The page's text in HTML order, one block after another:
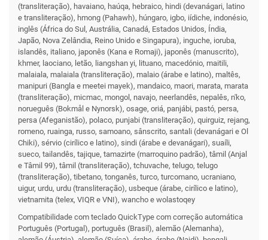
(transliteração), havaiano, haúqa, hebraico, hindi (devanágari, latino
e transliteração), hmong (Pahawh), húngaro, igbo, iídiche, indonésio,
inglês (África do Sul, Austrália, Canadá, Estados Unidos, Índia,
Japão, Nova Zelândia, Reino Unido e Singapura), inguche, ioruba,
islandês, italiano, japonês (Kana e Romaji), japonês (manuscrito),
khmer, laociano, letão, liangshan yi, lituano, macedónio, maitili,
malaiala, malaiala (transliteração), malaio (árabe e latino), maltês,
manipuri (Bangla e meetei mayek), mandaico, maori, marata, marata
(transliteração), micmac, mongol, navajo, neerlandês, nepalês, n'ko,
norueguês (Bokmål e Nynorsk), osage, oriá, panjábi, pastó, persa,
persa (Afeganistão), polaco, punjabi (transliteração), quirguiz, rejang,
romeno, ruainga, russo, samoano, sânscrito, santali (devanágari e Ol
Chiki), sérvio (cirílico e latino), sindi (árabe e devanágari), suaíli,
sueco, tailandês, tajique, tamazirte (marroquino padrão), tâmil (Anjal
e Tâmil 99), tâmil (transliteração), tchuvache, telugo, telugo
(transliteração), tibetano, tonganês, turco, turcomano, ucraniano,
uigur, urdu, urdu (transliteração), usbeque (árabe, cirílico e latino),
vietnamita (telex, VIQR e VNI), wancho e wolastoqey
Compati­bilidade com teclado QuickType com correção automática
Português (Portugal), português (Brasil), alemão (Alemanha),